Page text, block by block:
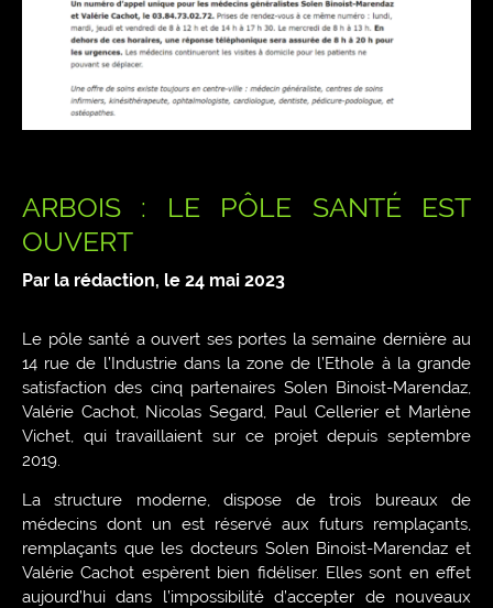
ARBOIS : LE PÔLE SANTÉ EST
OUVERT
Par la rédaction, le 24 mai 2023
Le pôle santé a ouvert ses portes la semaine dernière au
14 rue de l’Industrie dans la zone de l’Ethole à la grande
satisfaction des cinq partenaires Solen Binoist-Marendaz,
Valérie Cachot, Nicolas Segard, Paul Cellerier et Marlène
Vichet, qui travaillaient sur ce projet depuis septembre
2019.
La structure moderne, dispose de trois bureaux de
médecins dont un est réservé aux futurs remplaçants,
remplaçants que les docteurs Solen Binoist-Marendaz et
Valérie Cachot espèrent bien fidéliser. Elles sont en effet
aujourd’hui dans l’impossibilité d’accepter de nouveaux